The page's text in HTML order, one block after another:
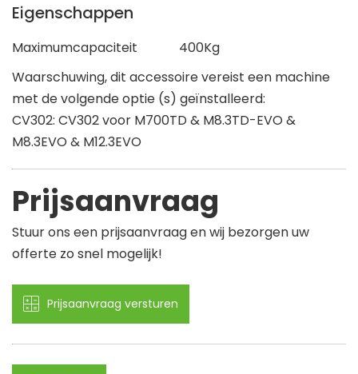
Eigenschappen
Maximumcapaciteit
400Kg
Waarschuwing, dit accessoire vereist een machine
met de volgende optie (s) geïnstalleerd:
CV302: CV302 voor M700TD & M8.3TD-EVO &
M8.3EVO & M12.3EVO
Prijsaanvraag
Stuur ons een prijsaanvraag en wij bezorgen uw
offerte zo snel mogelijk!
Prijsaanvraag versturen